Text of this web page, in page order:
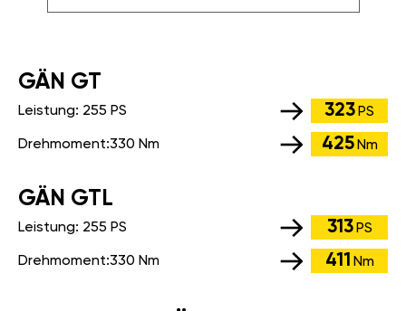
GÄN GT
Leistung: 255 PS 323 PS
Drehmoment:330 Nm 425 Nm
GÄN GTL
Leistung: 255 PS 313 PS
Drehmoment:330 Nm 411 Nm